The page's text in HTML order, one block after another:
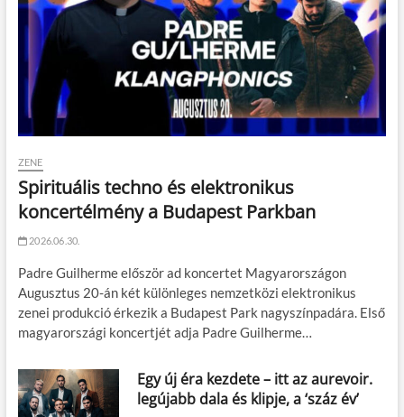
ZENE
Spirituális techno és elektronikus
koncertélmény a Budapest Parkban
2026.06.30.
Padre Guilherme először ad koncertet Magyarországon
Augusztus 20-án két különleges nemzetközi elektronikus
zenei produkció érkezik a Budapest Park nagyszínpadára. Első
magyarországi koncertjét adja Padre Guilherme…
Egy új éra kezdete – itt az aurevoir.
legújabb dala és klipje, a ‘száz év’